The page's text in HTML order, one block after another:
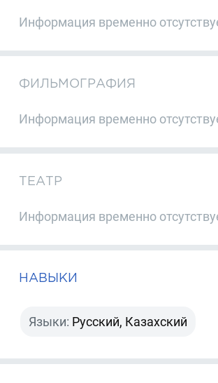
Информация временно
ФИЛЬМОГРАФИЯ
Информация временно
ТЕАТР
Информация временно
НАВЫКИ
Языки: Русский, Казахский